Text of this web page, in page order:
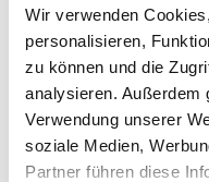
Wir verwenden
personalisieren,
zu können und die
analysieren. Außerdem
Verwendung unserer
soziale Medien,
Partner führen diese
Dazu zählt auch die
verständlich